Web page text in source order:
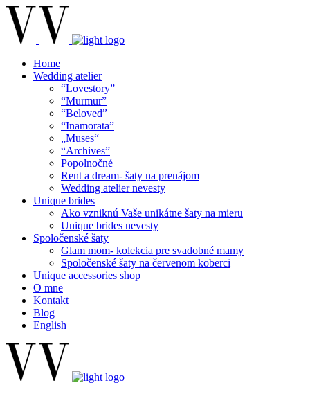
Home
Wedding atelier
“Lovestory”
“Murmur”
“Beloved”
“Inamorata”
„Muses“
“Archives”
Popolnočné
Rent a dream- šaty na prenájom
Wedding atelier nevesty
Unique brides
Ako vzniknú Vaše unikátne šaty na mieru
Unique brides nevesty
Spoločenské šaty
Glam mom- kolekcia pre svadobné mamy
Spoločenské šaty na červenom koberci
Unique accessories shop
O mne
Kontakt
Blog
English